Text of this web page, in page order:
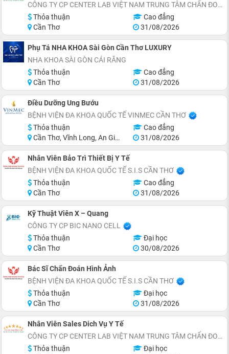
CÔNG TY CP CENTER LAB VIỆT NAM TRUNG TÂM CHẨN ĐOÁN Y KHOA
Thỏa thuận
Cao đẳng
Cần Thơ
31/08/2026
Phụ Tá NHA KHOA Sài Gòn Cần Thơ LUXURY
NHA KHOA SÀI GÒN CÁI RĂNG
Thỏa thuận
Cao đẳng
Cần Thơ
31/08/2026
Điều Dưỡng Ung Bướu
BỆNH VIỆN ĐA KHOA QUỐC TẾ VINMEC CẦN THƠ
Thỏa thuận
Cao đẳng
Cần Thơ, Vĩnh Long, An Giang, Hậu Giang
31/08/2026
Nhân Viên Bảo Trì Thiết Bị Y Tế
BỆNH VIỆN ĐA KHOA QUỐC TẾ S.I.S CẦN THƠ
Thỏa thuận
Cao đẳng
Cần Thơ
31/08/2026
Kỹ Thuật Viên X – Quang
CÔNG TY CP BIC NANO CELL
Thỏa thuận
Đại học
Cần Thơ
30/08/2026
Bác Sĩ Chẩn Đoán Hình Ảnh
BỆNH VIỆN ĐA KHOA QUỐC TẾ S.I.S CẦN THƠ
Thỏa thuận
Đại học
Cần Thơ
31/08/2026
Nhân Viên Sales Dich Vụ Y Tế
CÔNG TY CP CENTER LAB VIỆT NAM TRUNG TÂM CHẨN ĐOÁN Y KHOA
Thỏa thuận
Đại học